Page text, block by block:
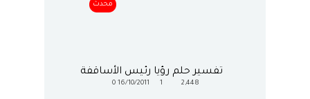
محدث
تفسير حلم رؤيا رئيس الأساقفة
2,448
16/10/2011
0